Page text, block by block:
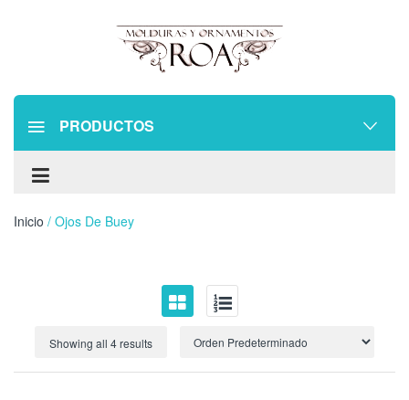
PRODUCTOS
Inicio / Ojos De Buey
Showing all 4 results